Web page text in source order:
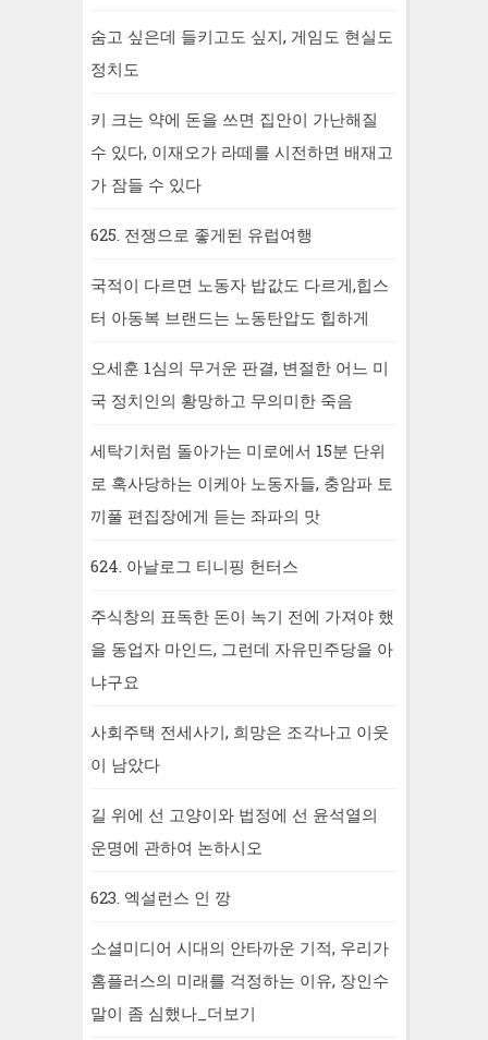
숨고 싶은데 들키고도 싶지, 게임도 현실도
정치도
키 크는 약에 돈을 쓰면 집안이 가난해질
수 있다, 이재오가 라떼를 시전하면 배재고
가 잠들 수 있다
625. 전쟁으로 좋게된 유럽여행
국적이 다르면 노동자 밥값도 다르게,힙스
터 아동복 브랜드는 노동탄압도 힙하게
오세훈 1심의 무거운 판결, 변절한 어느 미
국 정치인의 황망하고 무의미한 죽음
세탁기처럼 돌아가는 미로에서 15분 단위
로 혹사당하는 이케아 노동자들, 충암파 토
끼풀 편집장에게 듣는 좌파의 맛
624. 아날로그 티니핑 헌터스
주식창의 표독한 돈이 녹기 전에 가져야 했
을 동업자 마인드, 그런데 자유민주당을 아
냐구요
사회주택 전세사기, 희망은 조각나고 이웃
이 남았다
길 위에 선 고양이와 법정에 선 윤석열의
운명에 관하여 논하시오
623. 엑설런스 인 깡
소셜미디어 시대의 안타까운 기적, 우리가
홈플러스의 미래를 걱정하는 이유, 장인수
말이 좀 심했나_더보기